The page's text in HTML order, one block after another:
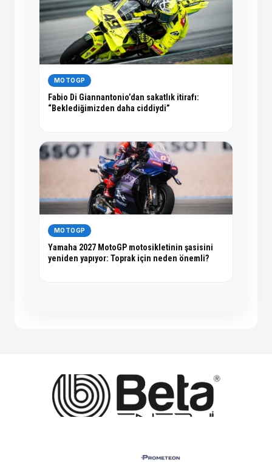
MOTOGP
Fabio Di Giannantonio’dan sakatlık itirafı:
“Beklediğimizden daha ciddiydi”
MOTOGP
Yamaha 2027 MotoGP motosikletinin şasisini
yeniden yapıyor: Toprak için neden önemli?